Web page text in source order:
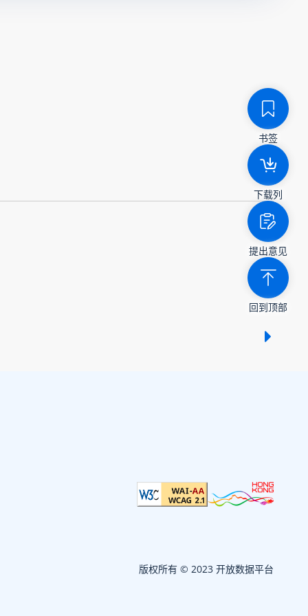
书签
下载列
提出意见
回到顶部
版权所有 © 2023 开放数据平台